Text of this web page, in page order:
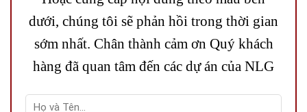
dưới, chúng tôi sẽ phản hồi trong thời gian
sớm nhất. Chân thành cảm ơn Quý khách
hàng đã quan tâm đến các dự án của NLG